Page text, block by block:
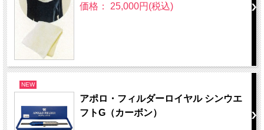
価格： 25,000円(税込)
NEW
アポロ・フィルダーロイヤル シンウエ
フトG（カーボン）